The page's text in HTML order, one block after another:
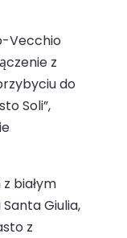
Vecchio
z
do
Soli”,
białym
Giulia,
z